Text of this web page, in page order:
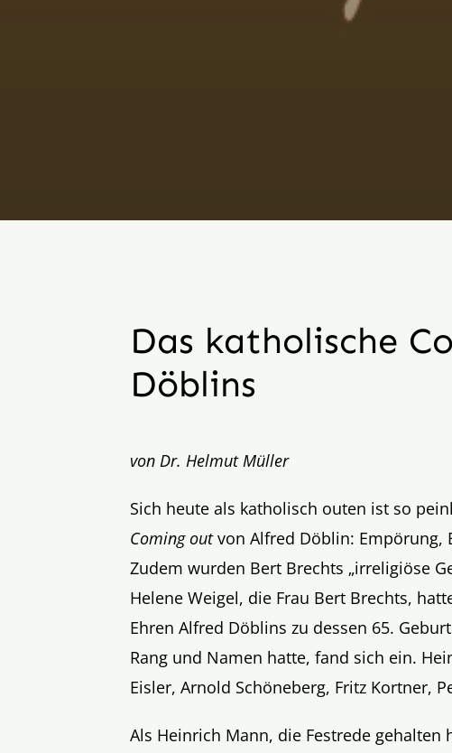
Das katholische
Döblins
von Dr. Helmut Müller
Sich heute als katholisch outen ist so
Coming outvon Alfred Döblin: Empörung,
Zudem wurden Bert Brechts „irreligiöse
Helene Weigel, die Frau Bert Brechts,
Ehren Alfred Döblins zu dessen 65.
Rang und Namen hatte, fand sich ein.
Eisler, Arnold Schöneberg, Fritz Kortner,
Als Heinrich Mann, die Festrede gehalten